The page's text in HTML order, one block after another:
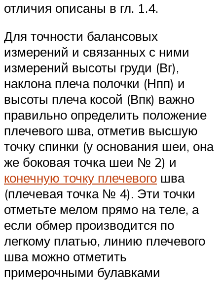
отличия описаны в гл. 1.4.
Для точности балансовых
измерений и связанных с ними
измерений высоты груди (Вг),
наклона плеча полочки (Нпп) и
высоты плеча косой (Впк) важно
правильно определить положение
плечевого шва, отметив высшую
точку спинки (у основания шеи, она
же боковая точка шеи № 2) и
конечную точку плечевого шва
(плечевая точка № 4). Эти точки
отметьте мелом прямо на теле, а
если обмер производится по
легкому платью, линию плечевого
шва можно отметить
примерочными булавками